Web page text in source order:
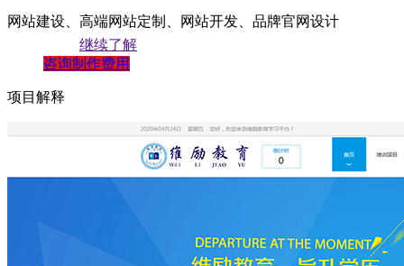
网站建设、高端网站定制、网站开发、品牌官网设计
继续了解
咨询制作费用
项目解释